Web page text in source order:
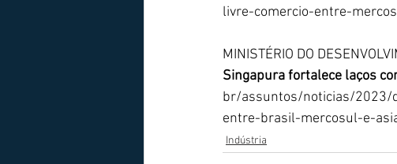
livre-comercio-entre-
MINISTÉRIO DO
Singapura fortalece laços
br/assuntos/noticias/2023/
entre-brasil-mercosul-e-
Indústria